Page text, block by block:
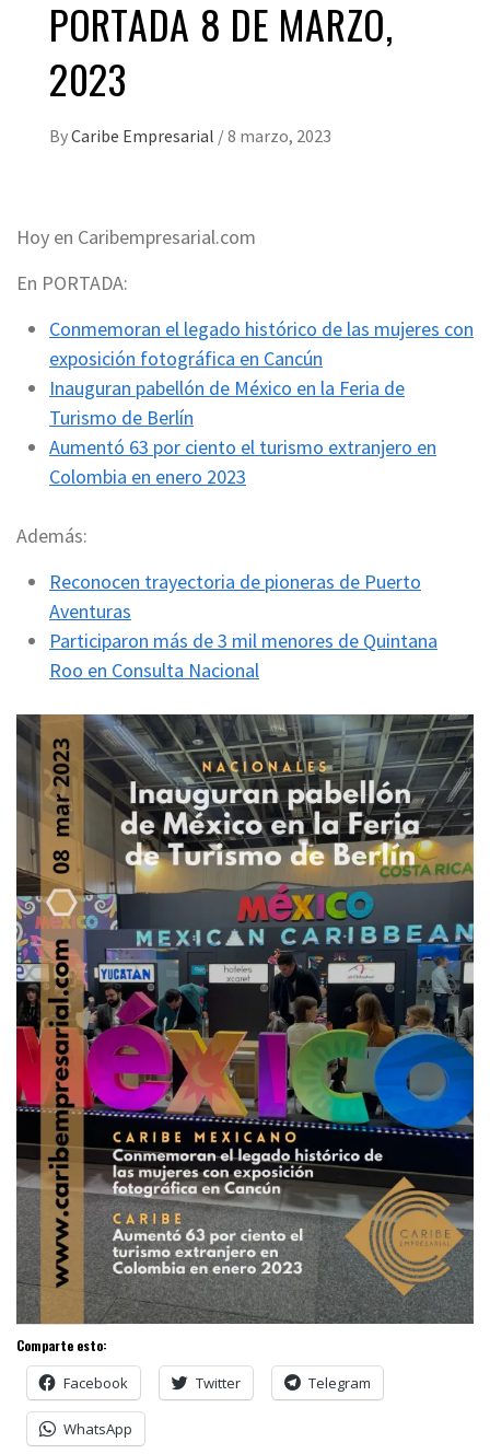
PORTADA 8 DE MARZO,
2023
ByCaribe Empresarial /8 marzo, 2023
Hoy en Caribempresarial.com
En PORTADA:
Conmemoran el legado histórico de las mujeres con
exposición fotográfica en Cancún
Inauguran pabellón de México en la Feria de
Turismo de Berlín
Aumentó 63 por ciento el turismo extranjero en
Colombia en enero 2023
Además:
Reconocen trayectoria de pioneras de Puerto
Aventuras
Participaron más de 3 mil menores de Quintana
Roo en Consulta Nacional
Comparte esto:
Facebook Twitter Telegram
WhatsApp